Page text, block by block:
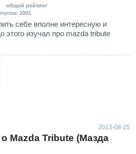
общий рейтинг
2001
себе вполне интересную и
этого изучал про mazda tribute
2013-08-25
Mazda Tribute (Мазда